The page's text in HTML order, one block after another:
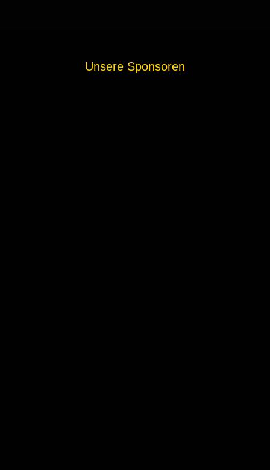
Unsere Sponsoren